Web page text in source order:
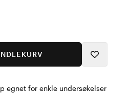
egnet for enkle undersøkelser